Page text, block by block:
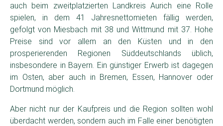
auch beim zweitplatzierten Landkreis Aurich eine Rolle
spielen, in dem 41 Jahresnettomieten fällig werden,
gefolgt von Miesbach mit 38 und Wittmund mit 37. Hohe
Preise sind vor allem an den Küsten und in den
prosperierenden Regionen Süddeutschlands üblich,
insbesondere in Bayern. Ein günstiger Erwerb ist dagegen
im Osten, aber auch in Bremen, Essen, Hannover oder
Dortmund möglich.
Aber nicht nur der Kaufpreis und die Region sollten wohl
überdacht werden, sondern auch im Falle einer benötigten